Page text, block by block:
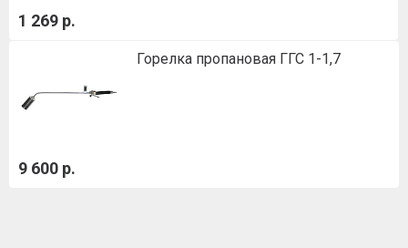
1 269 р.
Горелка пропановая ГГС 1-1,7
9 600 р.